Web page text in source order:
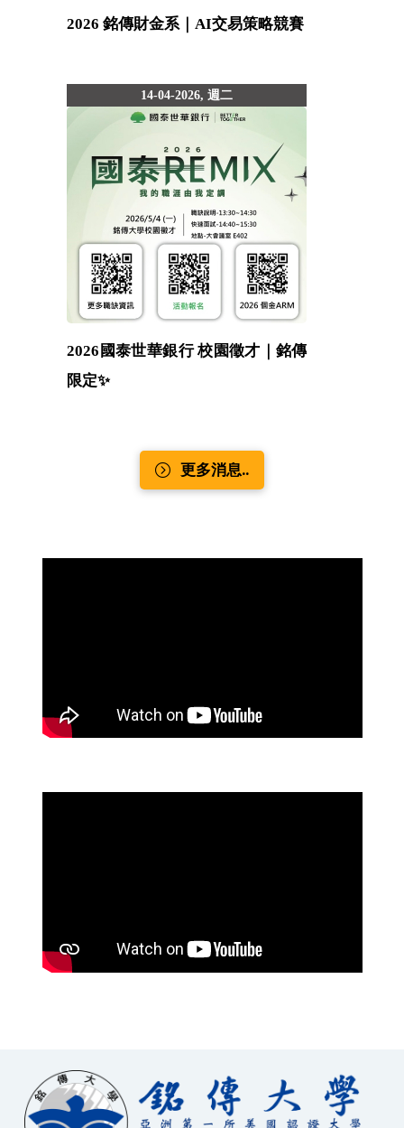
2026 銘傳財金系｜AI交易策略競賽
14-04-2026, 週二
2026國泰世華銀行 校園徵才｜銘傳
限定✨
更多消息..